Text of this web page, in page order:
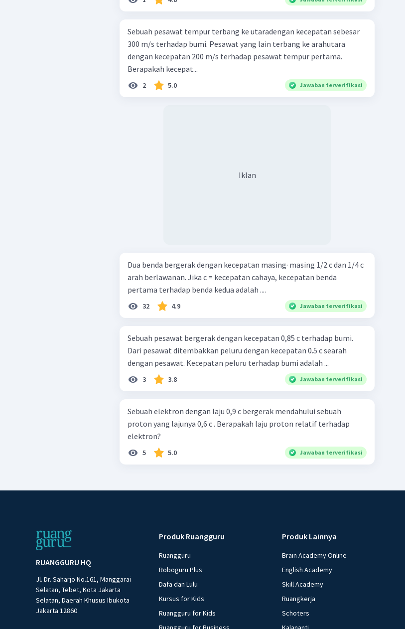
Sebuah pesawat tempur terbang ke utaradengan kecepatan sebesar
300 m/s terhadap bumi. Pesawat yang lain terbang ke arahutara
dengan kecepatan 200 m/s terhadap pesawat tempur pertama.
Berapakah kecepat...
2 5.0 Jawaban terverifikasi
Iklan
Dua benda bergerak dengan kecepatan masing· masing 1/2 c dan 1/4 c
arah berlawanan. Jika c = kecepatan cahaya, kecepatan benda
pertama terhadap benda kedua adalah ....
32 4.9 Jawaban terverifikasi
Sebuah pesawat bergerak dengan kecepatan 0,85 c terhadap bumi.
Dari pesawat ditembakkan peluru dengan kecepatan 0.5 c searah
dengan pesawat. Kecepatan peluru terhadap bumi adalah ...
3 3.8 Jawaban terverifikasi
Sebuah elektron dengan laju 0,9 c bergerak mendahului sebuah
proton yang lajunya 0,6 c . Berapakah laju proton relatif terhadap
elektron?
5 5.0 Jawaban terverifikasi
RUANGGURU HQ
Jl. Dr. Saharjo No.161, Manggarai
Selatan, Tebet, Kota Jakarta
Selatan, Daerah Khusus Ibukota
Jakarta 12860
Produk Ruangguru
Ruangguru
Roboguru Plus
Dafa dan Lulu
Kursus for Kids
Ruangguru for Kids
Produk Lainnya
Brain Academy Online
English Academy
Skill Academy
Ruangkerja
Schoters